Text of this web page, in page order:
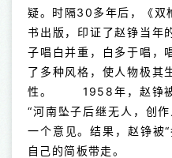
疑。时隔30多年后，《
书出版，印证了赵铮当年
子唱白并重，白多于唱，
了多种风格，使人物极其
性。 1958年，赵铮被
“河南坠子后继无人，创
一个意见。结果，赵铮被
自己的简板带走。